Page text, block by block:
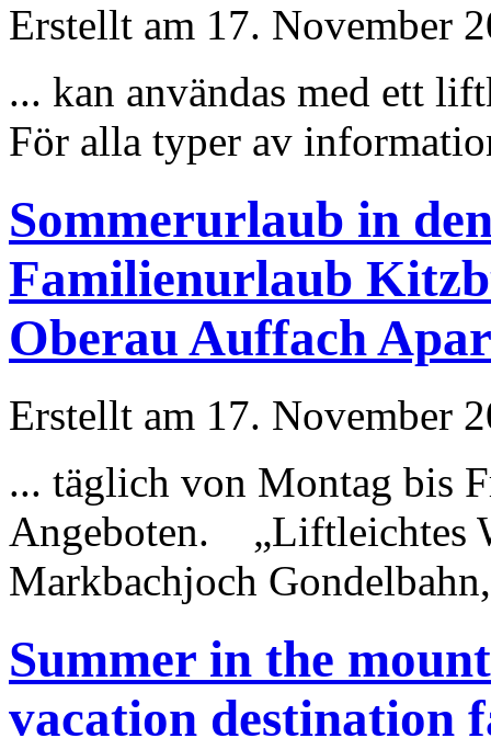
Erstellt am 17. November
... kan användas med ett lift
För alla typer av
Sommerurlaub in
Familienurlaub
Oberau Auffach
Erstellt am 17. November
... täglich von Montag bis
Angeboten. „Liftleichtes
Markbachjoch
Summer in the
vacation destination